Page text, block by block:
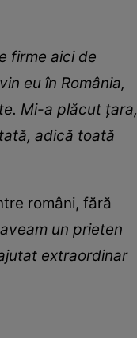
firme aici de
eu în România,
Mi-a plăcut țara,
adică toată
români, fără
un prieten
extraordinar